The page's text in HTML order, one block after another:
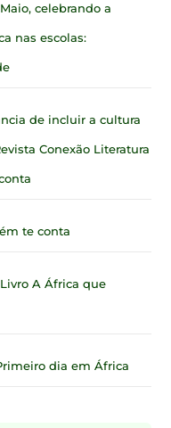
Maio, celebrando a
nas escolas:
de incluir a cultura
Conexão Literatura
te conta
Livro A África que
dia em África